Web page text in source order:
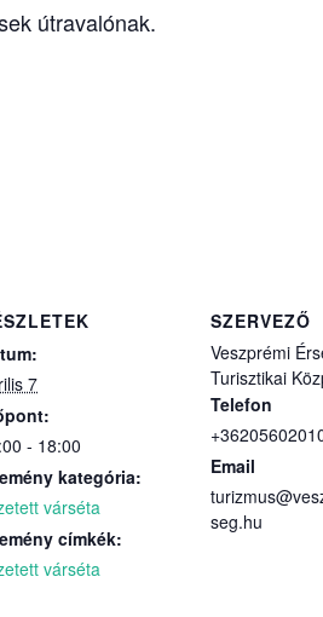
útravalónak.
7
- 18:00
kategória:
várséta
címkék:
várséta
SZERVEZŐ
Veszprémi
Turisztikai
Telefon
Email
seg.hu